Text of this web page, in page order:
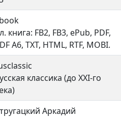
книга: FB2, FB3, ePub, PDF,
A6, TXT, HTML, RTF, MOBI.
классика (до XXI-го
Аркадий